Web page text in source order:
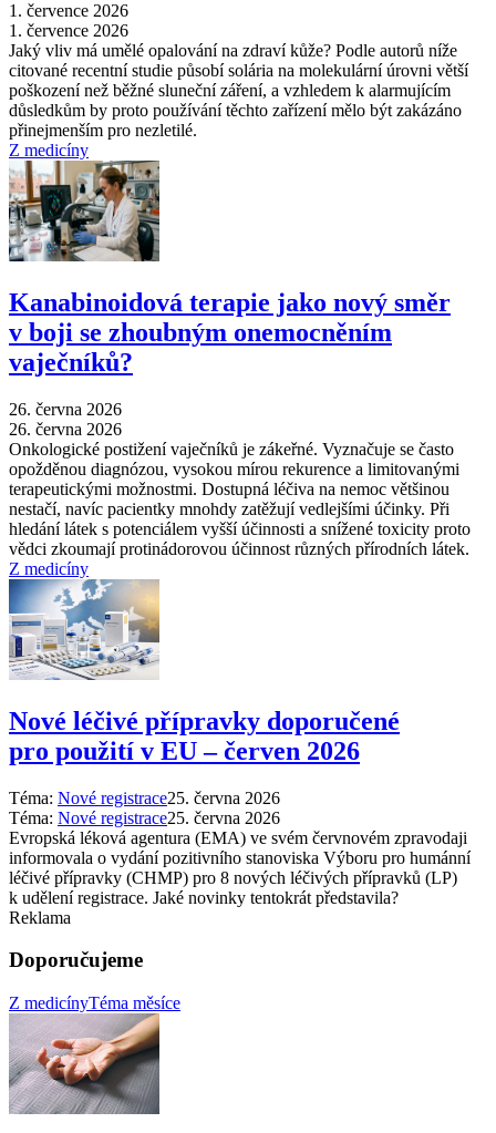
1. července 2026
1. července 2026
Jaký vliv má umělé opalování na zdraví kůže? Podle autorů níže
citované recentní studie působí solária na molekulární úrovni větší
poškození než běžné sluneční záření, a vzhledem k alarmujícím
důsledkům by proto používání těchto zařízení mělo být zakázáno
přinejmenším pro nezletilé.
Z medicíny
Kanabinoidová terapie jako nový směr
v boji se zhoubným onemocněním
vaječníků?
26. června 2026
26. června 2026
Onkologické postižení vaječníků je zákeřné. Vyznačuje se často
opožděnou diagnózou, vysokou mírou rekurence a limitovanými
terapeutickými možnostmi. Dostupná léčiva na nemoc většinou
nestačí, navíc pacientky mnohdy zatěžují vedlejšími účinky. Při
hledání látek s potenciálem vyšší účinnosti a snížené toxicity proto
vědci zkoumají protinádorovou účinnost různých přírodních látek.
Z medicíny
Nové léčivé přípravky doporučené
pro použití v EU –⁠ červen 2026
Téma: Nové registrace25. června 2026
Téma: Nové registrace25. června 2026
Evropská léková agentura (EMA) ve svém červnovém zpravodaji
informovala o vydání pozitivního stanoviska Výboru pro humánní
léčivé přípravky (CHMP) pro 8 nových léčivých přípravků (LP)
k udělení registrace. Jaké novinky tentokrát představila?
Reklama
Doporučujeme
Z medicínyTéma měsíce